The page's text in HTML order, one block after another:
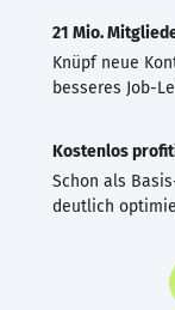
21 Mio.
Knüpf neue
besseres Job-
Kostenlos
Schon als
deutlich